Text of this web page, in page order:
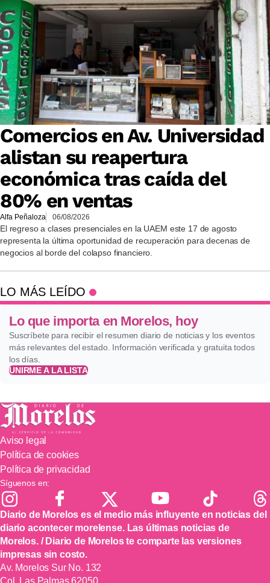
Comercios en Av. Universidad
alistan su reapertura
económica tras caída del
80% en ventas
Alfa Peñaloza 06/08/2026
El regreso a clases presenciales en la UAEM este 17 de agosto
representa la última oportunidad de recuperación para decenas de
negocios al borde del colapso financiero.
LO MÁS LEÍDO
Lo que importa en Morelos, hoy
Suscríbete para recibir el resumen diario de noticias y los eventos
más relevantes del estado. Información verificada y gratuita todos
los días.
UNIRME A LA LISTA
Aviso legal
Política de cookies
Política de privacidad
Síguenos en:
Diario de Morelos es el medio más influyente en noticias del
diario acontecer morelense. Las últimas noticias de
Morelos. / Diario de Morelos te comparte las versiones
impresas sin costo.
Av. Morelos Sur No. 132
Col. Las Palmas 62050